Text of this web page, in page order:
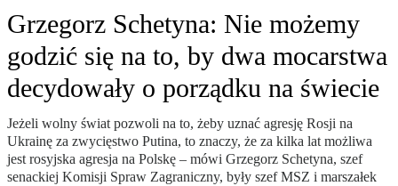
Grzegorz Schetyna: Nie możemy
godzić się na to, by dwa mocarstwa
decydowały o porządku na świecie
Jeżeli wolny świat pozwoli na to, żeby uznać agresję Rosji na
Ukrainę za zwycięstwo Putina, to znaczy, że za kilka lat możliwa
jest rosyjska agresja na Polskę – mówi Grzegorz Schetyna, szef
senackiej Komisji Spraw Zagraniczny, były szef MSZ i marszałek